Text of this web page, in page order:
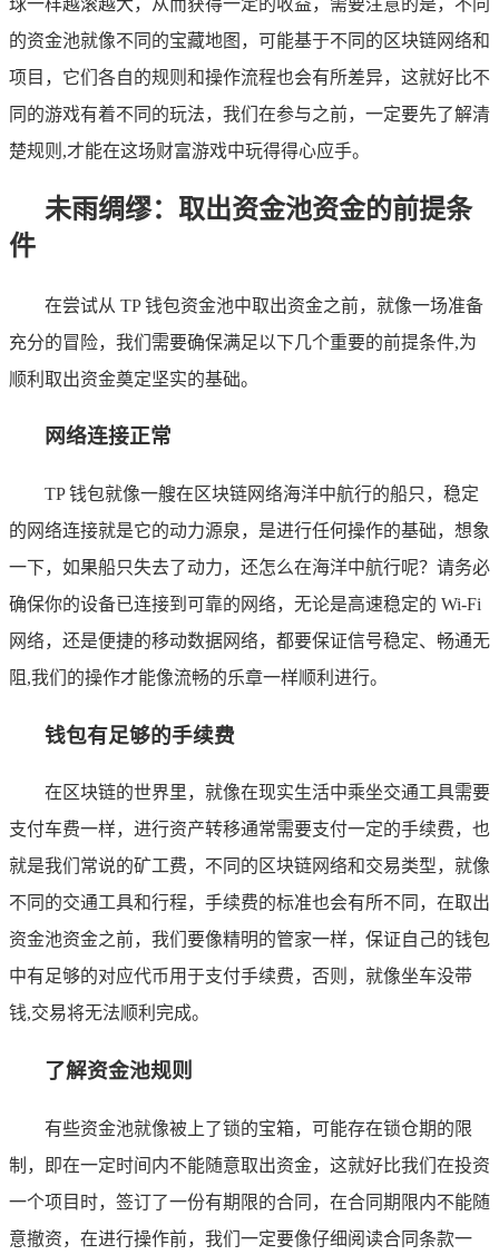
的资金池就像不同的宝藏地图，可能基于不同的区块链网络和
项目，它们各自的规则和操作流程也会有所差异，这就好比不
同的游戏有着不同的玩法，我们在参与之前，一定要先了解清
楚规则,才能在这场财富游戏中玩得得心应手。
未雨绸缪：取出资金池资金的前提条
件
在尝试从 TP 钱包资金池中取出资金之前，就像一场准备
充分的冒险，我们需要确保满足以下几个重要的前提条件,为
顺利取出资金奠定坚实的基础。
网络连接正常
TP 钱包就像一艘在区块链网络海洋中航行的船只，稳定
的网络连接就是它的动力源泉，是进行任何操作的基础，想象
一下，如果船只失去了动力，还怎么在海洋中航行呢？请务必
确保你的设备已连接到可靠的网络，无论是高速稳定的 Wi-Fi
网络，还是便捷的移动数据网络，都要保证信号稳定、畅通无
阻,我们的操作才能像流畅的乐章一样顺利进行。
钱包有足够的手续费
在区块链的世界里，就像在现实生活中乘坐交通工具需要
支付车费一样，进行资产转移通常需要支付一定的手续费，也
就是我们常说的矿工费，不同的区块链网络和交易类型，就像
不同的交通工具和行程，手续费的标准也会有所不同，在取出
资金池资金之前，我们要像精明的管家一样，保证自己的钱包
中有足够的对应代币用于支付手续费，否则，就像坐车没带
钱,交易将无法顺利完成。
了解资金池规则
有些资金池就像被上了锁的宝箱，可能存在锁仓期的限
制，即在一定时间内不能随意取出资金，这就好比我们在投资
一个项目时，签订了一份有期限的合同，在合同期限内不能随
意撤资，在进行操作前，我们一定要像仔细阅读合同条款一